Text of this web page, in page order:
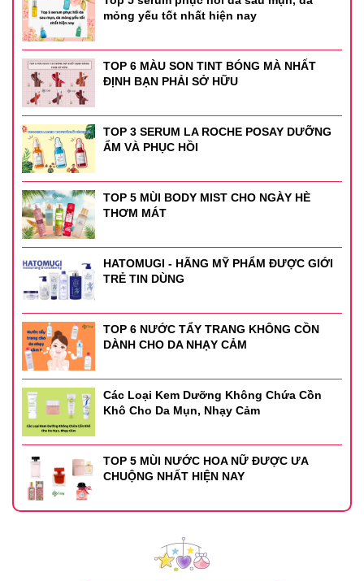
mỏng yếu tốt nhất hiện nay
TOP 6 MÀU SON TINT BÓNG MÀ NHẤT
ĐỊNH BẠN PHẢI SỞ HỮU
TOP 3 SERUM LA ROCHE POSAY DƯỠNG
ẨM VÀ PHỤC HỒI
TOP 5 MÙI BODY MIST CHO NGÀY HÈ
THƠM MÁT
HATOMUGI - HÃNG MỸ PHẨM ĐƯỢC GIỚI
TRẺ TIN DÙNG
TOP 6 NƯỚC TẨY TRANG KHÔNG CỒN
DÀNH CHO DA NHẠY CẢM
Các Loại Kem Dưỡng Không Chứa Cồn
Khô Cho Da Mụn, Nhạy Cảm
TOP 5 MÙI NƯỚC HOA NỮ ĐƯỢC ƯA
CHUỘNG NHẤT HIỆN NAY